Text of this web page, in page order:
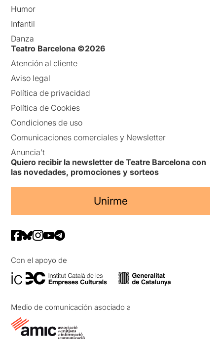
Humor
Infantil
Danza
Teatro Barcelona ©2026
Atención al cliente
Aviso legal
Política de privacidad
Política de Cookies
Condiciones de uso
Comunicaciones comerciales y Newsletter
Anuncia’t
Quiero recibir la newsletter de Teatre Barcelona con
las novedades, promociones y sorteos
Unirme
Con el apoyo de
Medio de comunicación asociado a